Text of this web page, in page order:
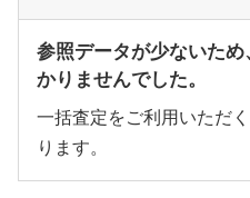
参照データが少ないた
かりませんでした。
一括査定をご利用いただ
ります。